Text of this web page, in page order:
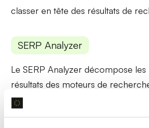
classer en tête des résultats de
SERP Analyzer
LeSERP Analyzer décompose les
résultats des moteurs de
individuels pour identifier les